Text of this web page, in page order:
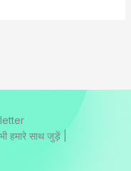
हमारे साथ जुड़ें |